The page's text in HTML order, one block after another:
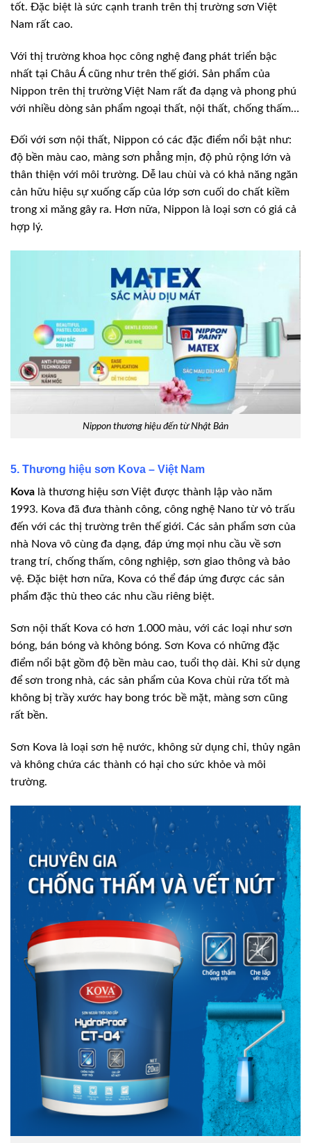
tốt. Đặc biệt là sức cạnh tranh trên thị trường sơn Việt
Nam rất cao.
Với thị trường khoa học công nghệ đang phát triển bậc
nhất tại Châu Á cũng như trên thế giới. Sản phẩm của
Nippon trên thị trường Việt Nam rất đa dạng và phong phú
với nhiều dòng sản phẩm ngoại thất, nội thất, chống thấm…
Đối với sơn nội thất, Nippon có các đặc điểm nổi bật như:
độ bền màu cao, màng sơn phẳng mịn, độ phủ rộng lớn và
thân thiện với môi trường. Dễ lau chùi và có khả năng ngăn
cản hữu hiệu sự xuống cấp của lớp sơn cuối do chất kiềm
trong xi măng gây ra. Hơn nữa, Nippon là loại sơn có giá cả
hợp lý.
Nippon thương hiệu đến từ Nhật Bản
5. Thương hiệu sơn Kova – Việt Nam
Kova là thương hiệu sơn Việt được thành lập vào năm
1993. Kova đã đưa thành công, công nghệ Nano từ vỏ trấu
đến với các thị trường trên thế giới. Các sản phẩm sơn của
nhà Nova vô cùng đa dạng, đáp ứng mọi nhu cầu về sơn
trang trí, chống thấm, công nghiệp, sơn giao thông và bảo
vệ. Đặc biệt hơn nữa, Kova có thể đáp ứng được các sản
phẩm đặc thù theo các nhu cầu riêng biệt.
Sơn nội thất Kova có hơn 1.000 màu, với các loại như sơn
bóng, bán bóng và không bóng. Sơn Kova có những đặc
điểm nổi bật gồm độ bền màu cao, tuổi thọ dài. Khi sử dụng
để sơn trong nhà, các sản phẩm của Kova chùi rửa tốt mà
không bị trầy xước hay bong tróc bề mặt, màng sơn cũng
rất bền.
Sơn Kova là loại sơn hệ nước, không sử dụng chỉ, thủy ngân
và không chứa các thành có hại cho sức khỏe và môi
trường.